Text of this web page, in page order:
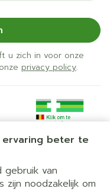
ervaring beter te
gebruik van
zijn noodzakelijk om
u zich in voor onze
privacy policy.